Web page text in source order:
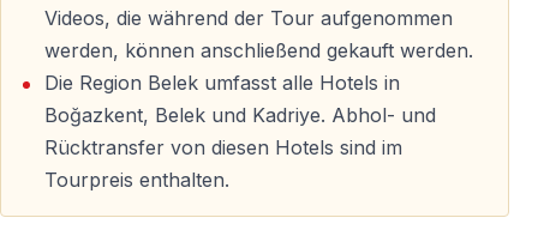
1,5 Stunden Offroad im Taurusgebirge
Nach etwa 90-minütiger Fahrt von Belek erreichen Sie
die Buggy-Basis in den Bergen. Dort erhalten Sie:
Sicherheitsausrüstung
Videos, die während der Tour aufgenommen
werden, können anschließend gekauft werden.
Die Region Belek umfasst alle Hotels in
Boğazkent, Belek und Kadriye. Abhol- und
Rücktransfer von diesen Hotels sind im
Tourpreis enthalten.